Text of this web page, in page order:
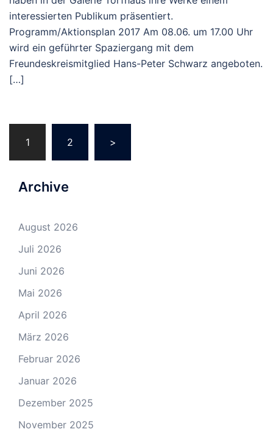
interessierten Publikum präsentiert.
Programm/Aktionsplan 2017 Am 08.06. um 17.00 Uhr
wird ein geführter Spaziergang mit dem
Freundeskreismitglied Hans-Peter Schwarz angeboten.
[…]
1 2 >
Archive
August 2026
Juli 2026
Juni 2026
Mai 2026
April 2026
März 2026
Februar 2026
Januar 2026
Dezember 2025
November 2025